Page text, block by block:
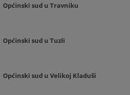
Općinski sud u Travniku
Općinski sud u Tuzli
Općinski sud u Velikoj Kladuši